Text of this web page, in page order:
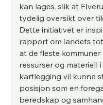
kan lages, slik at
tydelig oversikt over
Dette initiativet er
rapport om landets
at de fleste
ressurser og materiell
kartlegging vil kunne
posisjon som en
beredskap og